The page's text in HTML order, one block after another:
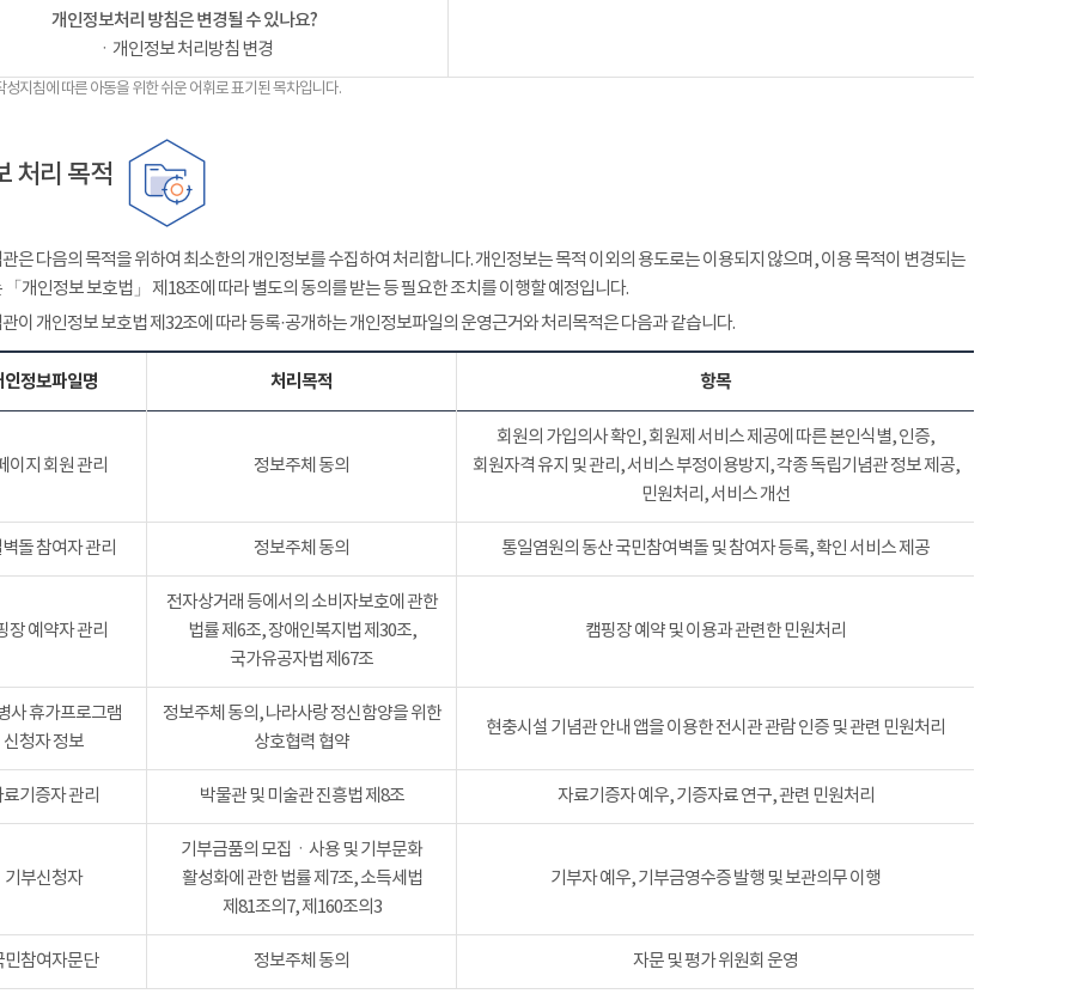
개인정보처리 방침은 변경될 수 있나요?
ㆍ개인정보 처리방침 변경
지침에 따른 아동을 위한 쉬운 어휘로 표기된 목차입니다.
처리 목적
은 다음의 목적을 위하여 최소한의 개인정보를 수집하여 처리합니다. 개인정보는 목적 이외의 용도로는 이용되지 않으며, 이용 목적이 변경되는
「개인정보 보호법」 제18조에 따라 별도의 동의를 받는 등 필요한 조치를 이행할 예정입니다.
이 개인정보 보호법 제32조에 따라 등록·공개하는 개인정보파일의 운영근거와 처리목적은 다음과 같습니다.
인정보파일명 처리목적 항목
이지 회원 관리 정보주체 동의
회원의 가입의사 확인, 회원제 서비스 제공에 따른 본인식별, 인증,
회원자격 유지 및 관리, 서비스 부정이용방지, 각종 독립기념관 정보 제공,
민원처리, 서비스 개선
돌 참여자 관리 정보주체 동의 통일염원의 동산 국민참여벽돌 및 참여자 등록, 확인 서비스 제공
장 예약자 관리
전자상거래 등에서의 소비자보호에 관한
법률 제6조, 장애인복지법 제30조,
국가유공자법 제67조
캠핑장 예약 및 이용과 관련한 민원처리
사 휴가프로그램
신청자 정보
정보주체 동의, 나라사랑 정신함양을 위한
상호협력 협약
현충시설 기념관 안내 앱을 이용한 전시관 관람 인증 및 관련 민원처리
기증자 관리 박물관 및 미술관 진흥법 제8조 자료기증자 예우, 기증자료 연구, 관련 민원처리
기부신청자
기부금품의 모집ㆍ사용 및 기부문화
활성화에 관한 법률 제7조, 소득세법
제81조의7, 제160조의3
기부자 예우, 기부금영수증 발행 및 보관의무 이행
민참여자문단 정보주체 동의 자문 및 평가 위원회 운영